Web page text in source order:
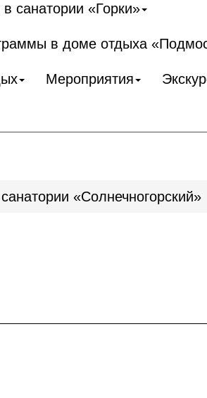
санатории «Горки»
в доме отдыха
Мероприятия
«Солнечногорский»